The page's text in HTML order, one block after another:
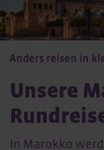
Anders reisen in
Unsere
In Marokko